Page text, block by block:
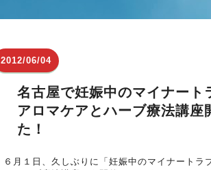
2012/06/04
名古屋で妊娠中のマイナート
アロマケアとハーブ療法講座
た！
６月１日、久しぶりに「妊娠中のマイナートラ